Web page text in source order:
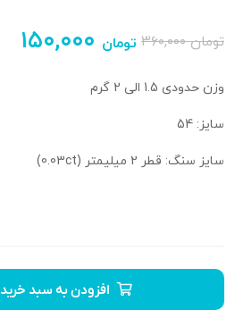
۳۶۰,۰۰۰تومان ۱۵۰,۰۰۰ تومان
وزن حدودی 1.5 الی 2 گرم
سایز: 54
سایز سنگ: قطر 2 میلیمتر (0.03ct)
افزودن به سبد خرید